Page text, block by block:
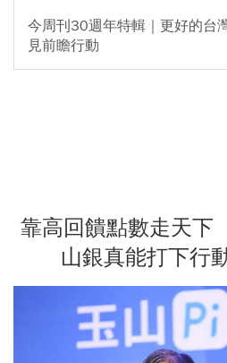
今周刊30週年特輯｜更好的台
見前瞻行動
靠高回饋點數走天
山銀真能打下行